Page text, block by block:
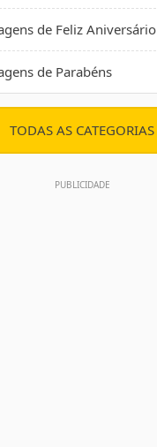
de Feliz Aniversário
de Parabéns
TODAS AS CATEGORIAS